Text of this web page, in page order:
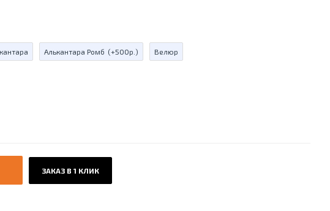
Алькантара Ромб (+500р.) Велюр
ЗАКАЗ В 1 КЛИК